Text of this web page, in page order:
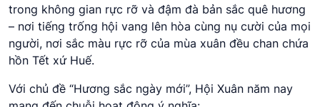
trong không gian rực rỡ và đậm đà bản sắc quê hương
– nơi tiếng trống hội vang lên hòa cùng nụ cười của mọi
người, nơi sắc màu rực rỡ của mùa xuân đều chan chứa
hồn Tết xứ Huế.
Với chủ đề “Hương sắc ngày mới”, Hội Xuân năm nay